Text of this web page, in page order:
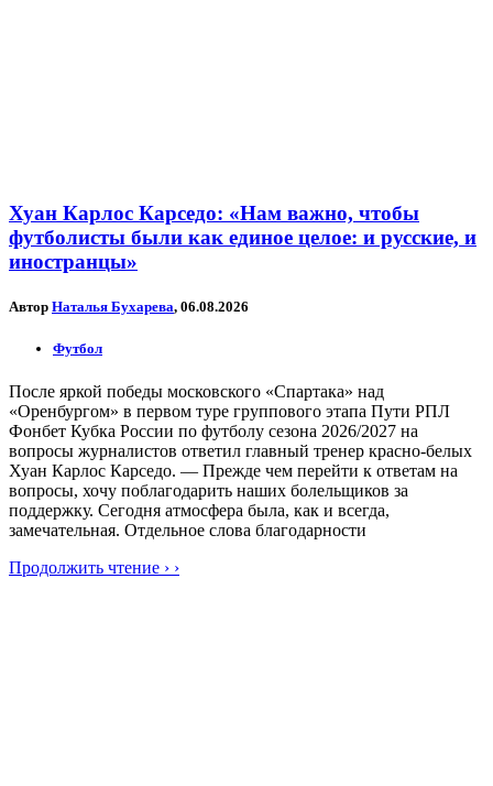
Хуан Карлос Карседо: «Нам важно, чтобы
футболисты были как единое целое: и русские, и
иностранцы»
Автор Наталья Бухарева, 06.08.2026
Футбол
После яркой победы московского «Спартака» над
«Оренбургом» в первом туре группового этапа Пути РПЛ
Фонбет Кубка России по футболу сезона 2026/2027 на
вопросы журналистов ответил главный тренер красно-белых
Хуан Карлос Карседо. — Прежде чем перейти к ответам на
вопросы, хочу поблагодарить наших болельщиков за
поддержку. Сегодня атмосфера была, как и всегда,
замечательная. Отдельное слова благодарности
Продолжить чтение › ›